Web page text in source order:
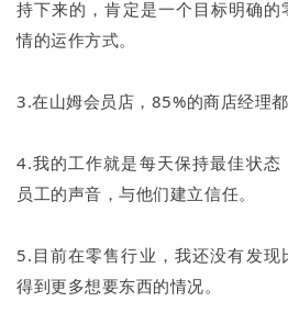
持下来的，肯定是一个目标明确
情的运作方式。
3.在山姆会员店，85%的商店经理
4.我的工作就是每天保持最佳状态
员工的声音，与他们建立信任。
5.目前在零售行业，我还没有发
得到更多想要东西的情况。